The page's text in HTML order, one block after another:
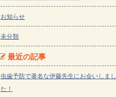
お知らせ
未分類
最近の記事
虫歯予防で著名な伊藤先生にお会いしまし
た！